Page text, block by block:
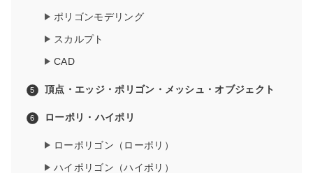
ポリゴンモデリング
スカルプト
CAD
頂点・エッジ・ポリゴン・メッシュ・オブジェクト
ローポリ・ハイポリ
ローポリゴン（ローポリ）
ハイポリゴン（ハイポリ）